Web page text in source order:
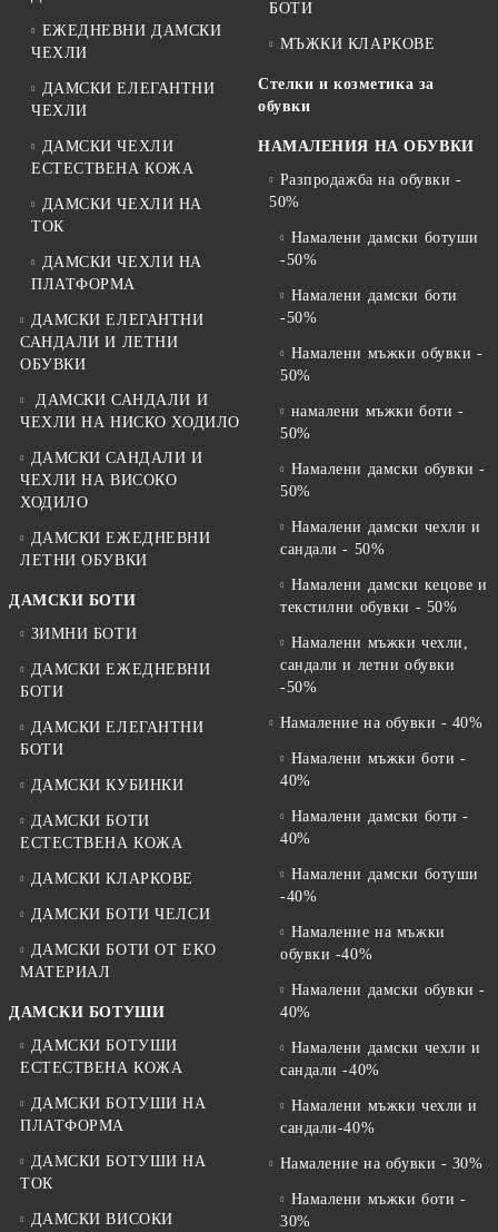
ЕЖЕДНЕВНИ ДАМСКИ
ЧЕХЛИ
ДАМСКИ ЕЛЕГАНТНИ
ЧЕХЛИ
ДАМСКИ ЧЕХЛИ
ЕСТЕСТВЕНА КОЖА
ДАМСКИ ЧЕХЛИ НА
ТОК
ДАМСКИ ЧЕХЛИ НА
ПЛАТФОРМА
ДАМСКИ ЕЛЕГАНТНИ
САНДАЛИ И ЛЕТНИ
ОБУВКИ
ДАМСКИ САНДАЛИ И
ЧЕХЛИ НА НИСКО ХОДИЛО
ДАМСКИ САНДАЛИ И
ЧЕХЛИ НА ВИСОКО
ХОДИЛО
ДАМСКИ ЕЖЕДНЕВНИ
ЛЕТНИ ОБУВКИ
ДАМСКИ БОТИ
ЗИМНИ БОТИ
ДАМСКИ ЕЖЕДНЕВНИ
БОТИ
ДАМСКИ ЕЛЕГАНТНИ
БОТИ
ДАМСКИ КУБИНКИ
ДАМСКИ БОТИ
ЕСТЕСТВЕНА КОЖА
ДАМСКИ КЛАРКОВЕ
ДАМСКИ БОТИ ЧЕЛСИ
ДАМСКИ БОТИ ОТ EKO
МАТЕРИАЛ
ДАМСКИ БОТУШИ
ДАМСКИ БОТУШИ
ЕСТЕСТВЕНА КОЖА
ДАМСКИ БОТУШИ НА
ПЛАТФОРМА
ДАМСКИ БОТУШИ НА
ТОК
ДАМСКИ ВИСОКИ
БОТИ
МЪЖКИ КЛАРКОВЕ
Стелки и козметика за
обувки
НАМАЛЕНИЯ НА ОБУВКИ
Разпродажба на обувки -
50%
Намалени дамски ботуши
-50%
Намалени дамски боти
-50%
Намалени мъжки обувки -
50%
намалени мъжки боти -
50%
Намалени дамски обувки -
50%
Намалени дамски чехли и
сандали - 50%
Намалени дамски кецове и
текстилни обувки - 50%
Намалени мъжки чехли,
сандали и летни обувки
-50%
Намаление на обувки - 40%
Намалени мъжки боти -
40%
Намалени дамски боти -
40%
Намалени дамски ботуши
-40%
Намаление на мъжки
обувки -40%
Намалени дамски обувки -
40%
Намалени дамски чехли и
сандали -40%
Намалени мъжки чехли и
сандали-40%
Намаление на обувки - 30%
Намалени мъжки боти -
30%